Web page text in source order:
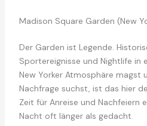
Madison Square Garden (New
Der Garden ist Legende.
Sportereignisse und Nightlife in
New Yorker Atmosphäre magst
Nachfrage suchst, ist das hier
Zeit für Anreise und Nachfeiern
Nacht oft länger als gedacht.